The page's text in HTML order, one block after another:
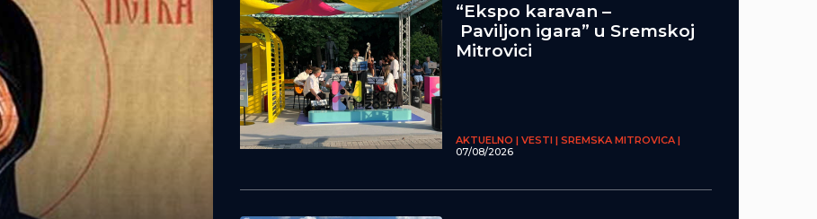
“Ekspo karavan –
Paviljon igara” u Sremskoj
Mitrovici
AKTUELNO | VESTI | SREMSKA MITROVICA |
07/08/2026